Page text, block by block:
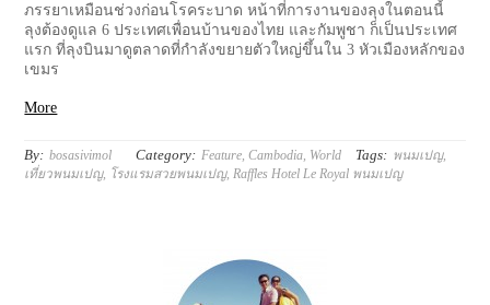
ภรรยาเหมือนช่วงก่อนโรคระบาด หน้าที่การงานของลุงในตอนนี้
ลุงต้องดูแล 6 ประเทศเพื่อนบ้านของไทย และกัมพูชา ก็เป็นประเทศ
แรก ที่ลุงบินมาดูตลาดที่กำลังขยายตัวใหญ่ขึ้นใน 3 หัวเมืองหลักของ
เขมร
More
By: bosasivimol Category: Feature ,Cambodia World Tags: พนมเปญ,
เที่ยวพนมเปญ, โรงแรมสวยพนมเปญ, Raffles Hotel Le Royal พนมเปญ